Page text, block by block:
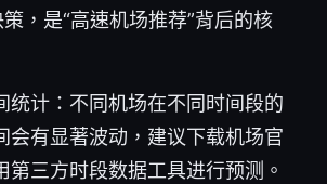
，是“高速机场推荐”背后的核
统计：不同机场在不同时间段的
会有显著波动，建议下载机场官
第三方时段数据工具进行预测。